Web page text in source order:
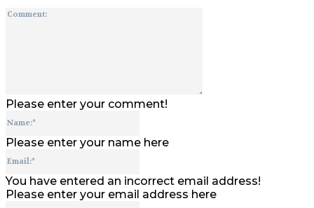
Please enter your comment!
Please enter your name here
You have entered an incorrect email address!
Please enter your email address here